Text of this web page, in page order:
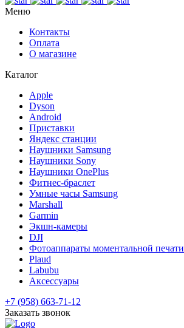
Меню
Контакты
Оплата
О магазине
Каталог
Apple
Dyson
Android
Приставки
Яндекс станции
Наушники Samsung
Наушники Sony
Наушники OnePlus
Фитнес-браслет
Умные часы Samsung
Marshall
Garmin
Экшн-камеры
DJI
Фотоаппараты моментальной печати
Plaud
Labubu
Аксессуары
+7 (958) 663-71-12
Заказать звонок